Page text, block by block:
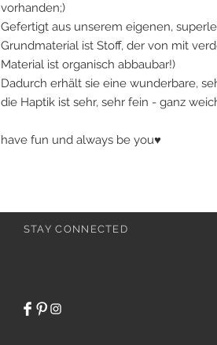
vorhanden;)
Gefertigt aus unserem eigenen,
Grundmaterial ist Stoff, der von mit
Material ist organisch abbaubar!)
Dadurch erhält sie eine wunderbare,
die Haptik ist sehr, sehr fein - ganz
have fun und always be you♥
STAY CONNECTED